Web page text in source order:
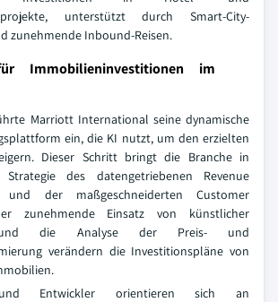
unterstützt durch Smart-City-
zunehmende Inbound-Reisen.
Immobilieninvestitionen im
Marriott International seine dynamische
ein, die KI nutzt, um den erzielten
Dieser Schritt bringt die Branche in
des datengetriebenen Revenue
und der maßgeschneiderten Customer
zunehmende Einsatz von künstlicher
und die Analyse der Preis- und
verändern die Investitionspläne von
Entwickler orientieren sich an